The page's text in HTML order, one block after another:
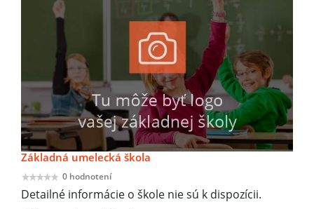
Základná umelecká škola
0 hodnotení
Detailné informácie o škole nie sú k dispozícii.